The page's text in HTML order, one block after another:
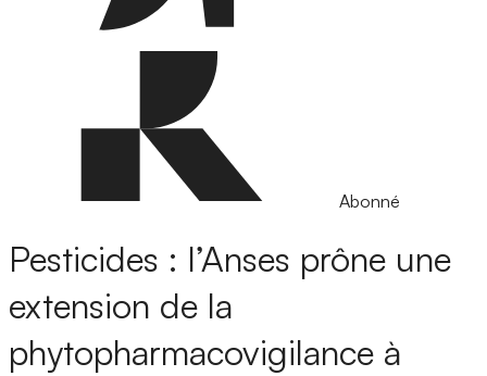
Abonné
Pesticides : l’Anses prône une
extension de la
phytopharmacovigilance à